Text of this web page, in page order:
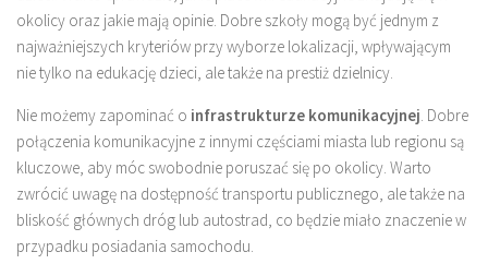
okolicy oraz jakie mają opinie. Dobre szkoły mogą być jednym z
najważniejszych kryteriów przy wyborze lokalizacji, wpływającym
nie tylko na edukację dzieci, ale także na prestiż dzielnicy.
Nie możemy zapominać o infrastrukturze komunikacyjnej . Dobre
połączenia komunikacyjne z innymi częściami miasta lub regionu są
kluczowe, aby móc swobodnie poruszać się po okolicy. Warto
zwrócić uwagę na dostępność transportu publicznego, ale także na
bliskość głównych dróg lub autostrad, co będzie miało znaczenie w
przypadku posiadania samochodu.